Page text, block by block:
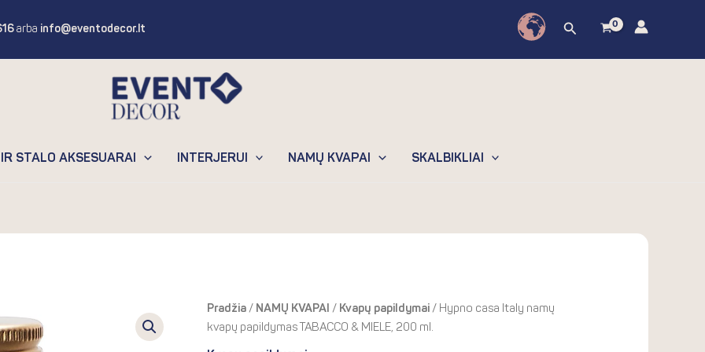
arba info@eventodecor.lt Paieška
IR STALO AKSESUARAI INTERJERUI NAMŲ KVAPAI SKALBIKLIAI
Pradžia / NAMŲ KVAPAI / Kvapų papildymai / Hypno casa Italy namų
kvapų papildymas TABACCO & MIELE, 200 ml.
produkto
kiekis:
200